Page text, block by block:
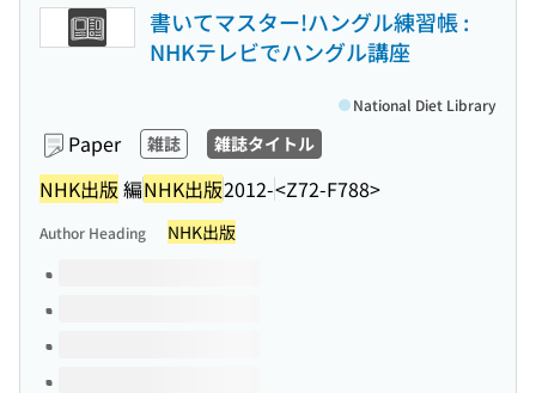
書いてマスター!ハングル練習帳 :
NHKテレビでハングル講座
Paper 雑誌 雑誌タイトル
NHK出版 編NHK出版2012-<Z72-F788>
National Diet Library
Author Heading NHK出版
Volumes of this title